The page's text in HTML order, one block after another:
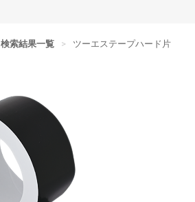
検索結果一覧 >
ツーエステープハード片